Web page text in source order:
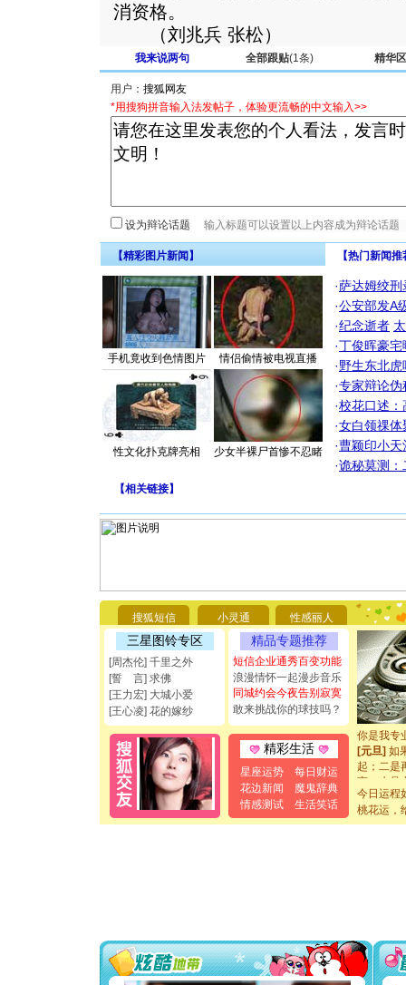
消资格。
（刘兆兵 张松）
我来说两句 全部跟贴(1条) 精华区
用户：
*用搜狗拼音输入法发帖子，体验更流畅的中文输入>>
设为辩论话题
【精彩图片新闻】
手机竟收到色情图片 情侣偷情被电视直播
性文化扑克牌亮相 少女半裸尸首惨不忍睹
【热门新闻
·萨达姆绞刑
·公安部发A
·纪念逝者
·丁俊晖豪
·野生东北
·专家辩论伪
·校花口述：
·女白领祼体
·曹颖印小天
·诡秘莫测：
【相关链接】
搜狐短信 小灵通 性感丽人
三星图铃专区
[周杰伦] 千里之外
[誓 言] 求佛
[王力宏] 大城小爱
[王心凌] 花的嫁纱
精品专题推荐
短信企业通秀百变功能
浪漫情怀一起漫步音乐
同城约会今夜告别寂寞
敢来挑战你的球技吗？
精彩生活
星座运势
每日财运
花边新闻
魔鬼辞典
情感测试
生活笑话
你太多，
要平安！
[圣诞节]
能正大
都要快乐
[圣诞节]
如意,快
[元旦]看
断电。爱
你是我专
[元旦] 如
起；二是
离。水晶
[元旦]当
泣，这痛
卖了。水
你太多，
要平安
[圣诞节]
今日运程
桃花运，